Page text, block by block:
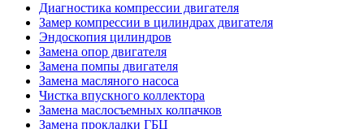
Диагностика компрессии двигателя
Замер компрессии в цилиндрах двигателя
Эндоскопия цилиндров
Замена опор двигателя
Замена помпы двигателя
Замена масляного насоса
Чистка впускного коллектора
Замена маслосъемных колпачков
Замена прокладки ГБЦ